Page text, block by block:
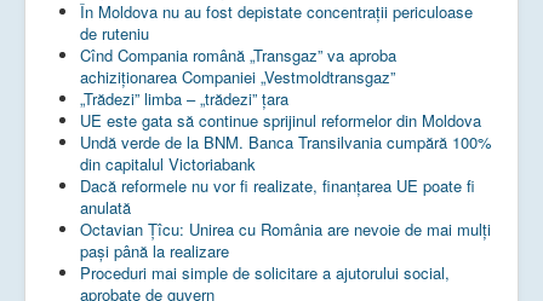
În Moldova nu au fost depistate concentrații periculoase
de ruteniu
Cînd Compania română „Transgaz” va aproba
achiziționarea Companiei „Vestmoldtransgaz”
„Trădezi” limba – „trădezi” țara
UE este gata să continue sprijinul reformelor din Moldova
Undă verde de la BNM. Banca Transilvania cumpără 100%
din capitalul Victoriabank
Dacă reformele nu vor fi realizate, finanţarea UE poate fi
anulată
Octavian Țîcu: Unirea cu România are nevoie de mai mulți
pași până la realizare
Proceduri mai simple de solicitare a ajutorului social,
aprobate de guvern